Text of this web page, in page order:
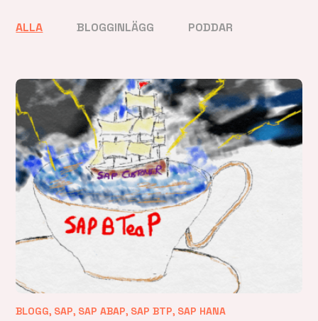
ALLA BLOGGINLÄGG PODDAR
BLOGG, SAP, SAP ABAP, SAP BTP, SAP HANA